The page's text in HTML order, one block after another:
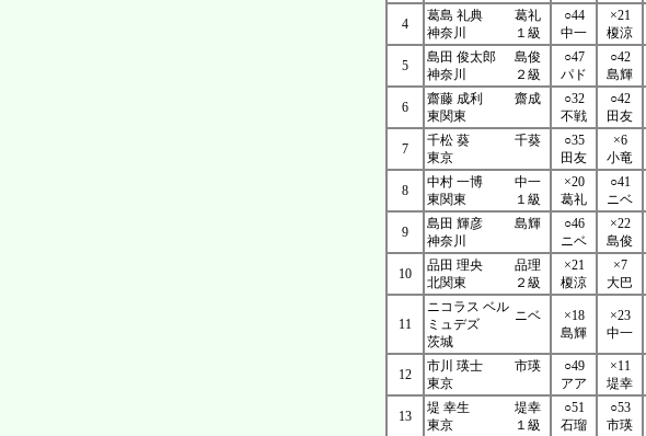
4
葛島 礼典
神奈川
葛礼
１級
○44
中一
×21
榎涼
5
島田 俊太郎
神奈川
島俊
２級
○47
パド
○42
島輝
6
齋藤 成利
東関東
齋成
○32
不戦
○42
田友
7
千松 葵
東京
千葵
○35
田友
×6
小竜
8
中村 一博
東関東
中一
１級
×20
葛礼
○41
ニベ
9
島田 輝彦
神奈川
島輝
○46
ニベ
×22
島俊
10
品田 理央
北関東
品理
２級
×21
榎涼
×7
大巴
11
ニコラス ベル
ミュデズ
茨城
ニベ
×18
島輝
×23
中一
12
市川 瑛士
東京
市瑛
○49
アア
×11
堤幸
13
堤 幸生
東京
堤幸
１級
○51
石瑠
○53
市瑛